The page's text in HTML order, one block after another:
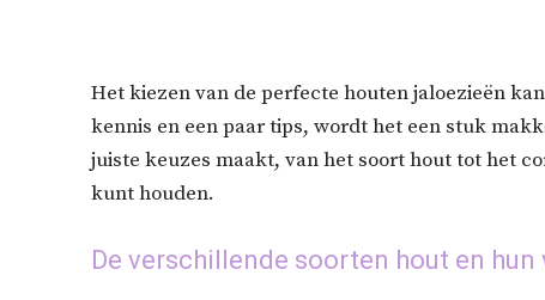
Het kiezen van de perfecte houten jaloezieën
kennis en een paar tips, wordt het een stuk
juiste keuzes maakt, van het soort hout tot het
kunt houden.
De verschillende soorten hout en hun